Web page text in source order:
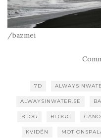
/bazmei
7D
ALWAYSINWATER.SE
BLOG BLOGG
KVIDÉN